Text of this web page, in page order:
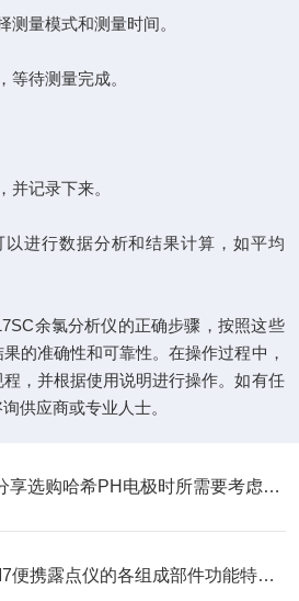
量模式和测量时间。
待测量完成。
记录下来。
进行数据分析和结果计算，如平均
余氯分析仪的正确步骤，按照这些
的准确性和可靠性。在操作过程中，
，并根据使用说明进行操作。如有任
供应商或专业人士。
一文与您分享选购哈希PH电极时所需要考虑的关键因素
维萨拉DM7便携露点仪的各组成部件功能特点分享